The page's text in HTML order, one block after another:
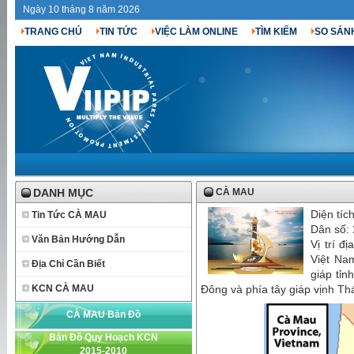
Ngày 10 tháng 8 năm 2026
TRANG CHỦ
TIN TỨC VIỆC LÀM ONLINE TÌM KIẾM SO
DANH MỤC
Tin Tức CÀ MAU
Văn Bản Hướng Dẫn
Địa Chỉ Cần Biết
KCN CÀ MAU
CÀ MAU Bản Đồ
Bản Đồ Quy Hoạch KCN
2015-2010
CÀ MAU
Diện
Dân số:
Vị trí
Việt
giáp
Đông và phía tây giáp vịnh